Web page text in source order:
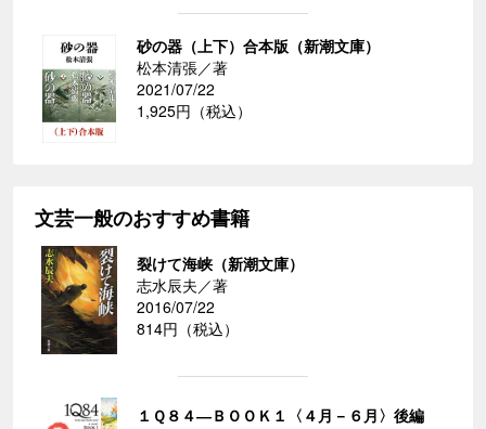
砂の器（上下）合本版（新潮文庫）
松本清張／著
2021/07/22
1,925円（税込）
文芸一般のおすすめ書籍
裂けて海峡（新潮文庫）
志水辰夫／著
2016/07/22
814円（税込）
１Ｑ８４―ＢＯＯＫ１〈４月－６月〉後編